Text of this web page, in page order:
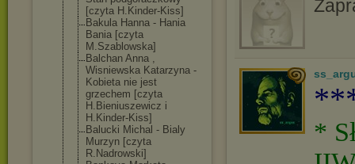
[czyta H.Kinder-Kiss]
Bakula Hanna - Hania
Bania [czyta
M.Szablowska]
Balchan Anna ,
Wisniewska Katarzyna -
Kobieta nie jest
grzechem [czyta
H.Bieniuszewicz i
H.Kinder-Kiss]
Balucki Michal - Bialy
Murzyn [czyta
R.Nadrowski]
*